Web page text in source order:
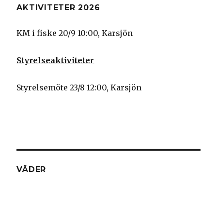
AKTIVITETER 2026
KM i fiske 20/9 10:00, Karsjön
Styrelseaktiviteter
Styrelsemöte 23/8 12:00, Karsjön
VÄDER